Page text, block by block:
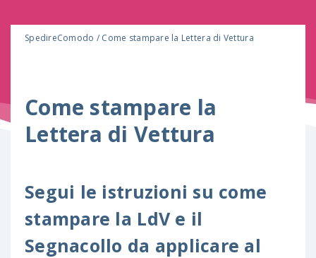
SpedireComodo / Come stampare la Lettera di Vettura
Come stampare la
Lettera di Vettura
Segui le istruzioni su come
stampare la LdV e il
Segnacollo da applicare al